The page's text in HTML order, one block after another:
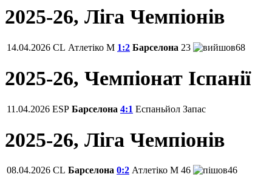
2025-26, Ліга Чемпіонів
14.04.2026 CL Атлетіко М 1:2 Барселона 23 68
2025-26, Чемпiонат Іспанії
11.04.2026 ESP Барселона 4:1 Еспаньйол Запас
2025-26, Ліга Чемпіонів
08.04.2026 CL Барселона 0:2 Атлетіко М 46 46